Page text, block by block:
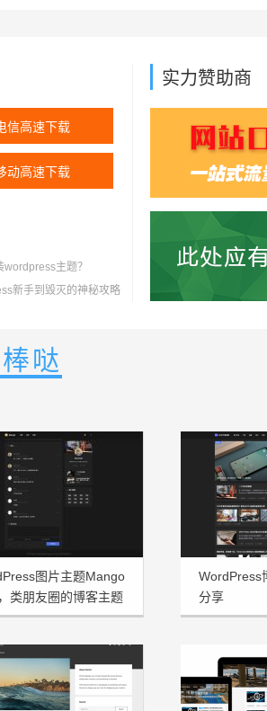
信高速下载
动高速下载
wordpress主题？
新手到毁灭的神秘攻略
实力赞助商
哒
图片主题Mango
类朋友圈的博客主题
WordPress
分享